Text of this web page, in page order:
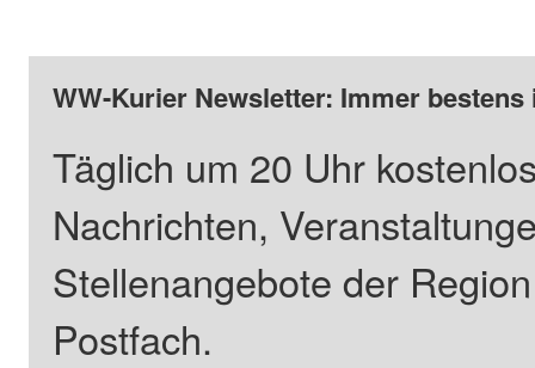
WW-Kurier Newsletter: Immer
Täglich um 20 Uhr
Nachrichten,
Stellenangebote der
Postfach.